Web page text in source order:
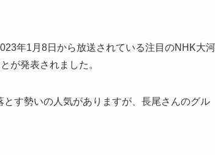
年1月8日から放送されている注目のNHK大河
が発表されました。
す勢いの人気がありますが、長尾さんのグル